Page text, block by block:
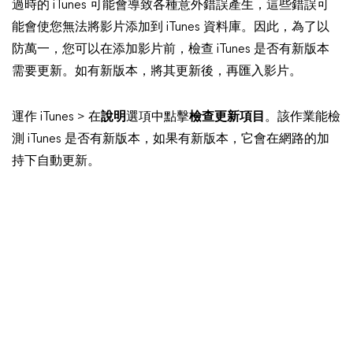
過時的 iTunes 可能會導致各種意外錯誤產生，這些錯誤可
能會使您無法將影片添加到 iTunes 資料庫。因此，為了以
防萬一，您可以在添加影片前，檢查 iTunes 是否有新版本
需要更新。如有新版本，將其更新後，再匯入影片。
運作 iTunes > 在說明選項中點擊檢查更新項目 。該作業能檢
測 iTunes 是否有新版本，如果有新版本，它會在網路的加
持下自動更新。